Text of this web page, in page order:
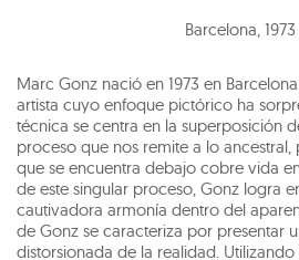
Barcelona, 1973
Marc Gonz nació en 1973 en
artista cuyo enfoque pictórico ha
técnica se centra en la superposición
proceso que nos remite a lo
que se encuentra debajo cobre vida
de este singular proceso, Gonz logra
cautivadora armonía dentro del
de Gonz se caracteriza por presentar
distorsionada de la realidad.